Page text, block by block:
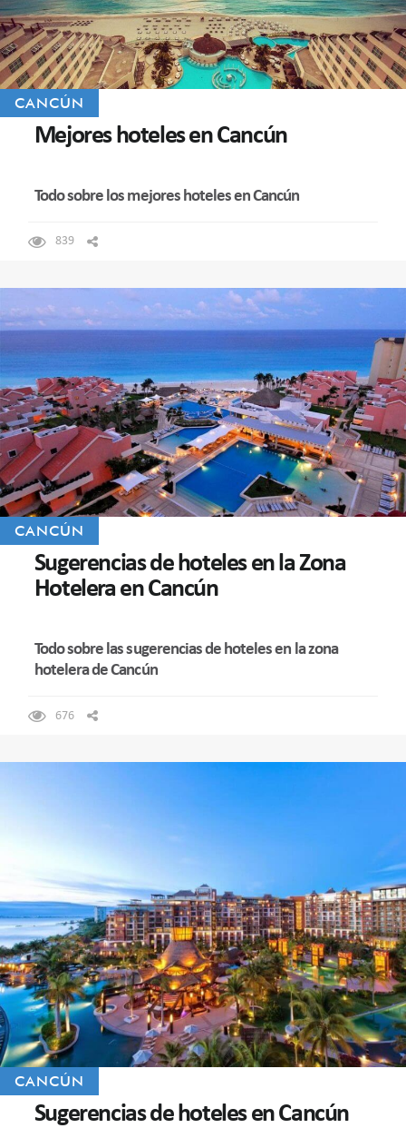
CANCÚN
Mejores hoteles en Cancún
Todo sobre los mejores hoteles en Cancún
839
CANCÚN
Sugerencias de hoteles en la Zona
Hotelera en Cancún
Todo sobre las sugerencias de hoteles en la zona
hotelera de Cancún
676
CANCÚN
Sugerencias de hoteles en Cancún